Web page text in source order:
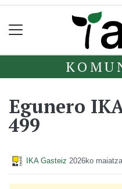
Egunero
499
IKA Gasteiz 2026ko